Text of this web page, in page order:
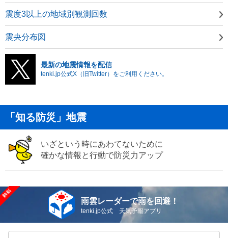
震度3以上の地域別観測回数
震央分布図
最新の地震情報を配信
tenki.jp公式X（旧Twitter）をご利用ください。
「知る防災」地震
いざという時にあわてないために
確かな情報と行動で防災力アップ
雨雲レーダーで雨を回避！
tenki.jp公式 天気予報アプリ